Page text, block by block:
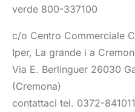
verde 800-337100
c/o Centro Commerciale
Iper, La grande i a
Via E. Berlinguer 26030
(Cremona)
contattaci tel. 0372-